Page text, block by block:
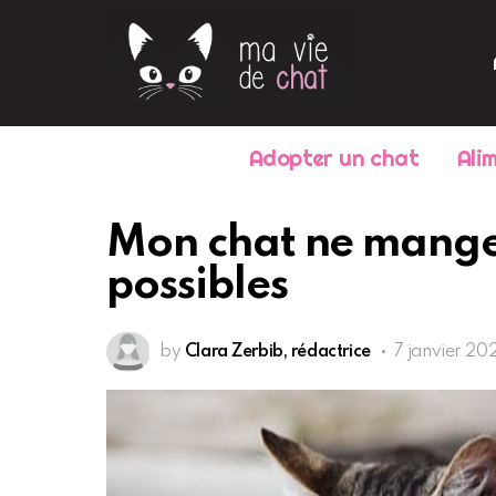
Adopter un chat
Mon chat ne
possibles
by Clara Zerbib, rédactrice 7 janvier